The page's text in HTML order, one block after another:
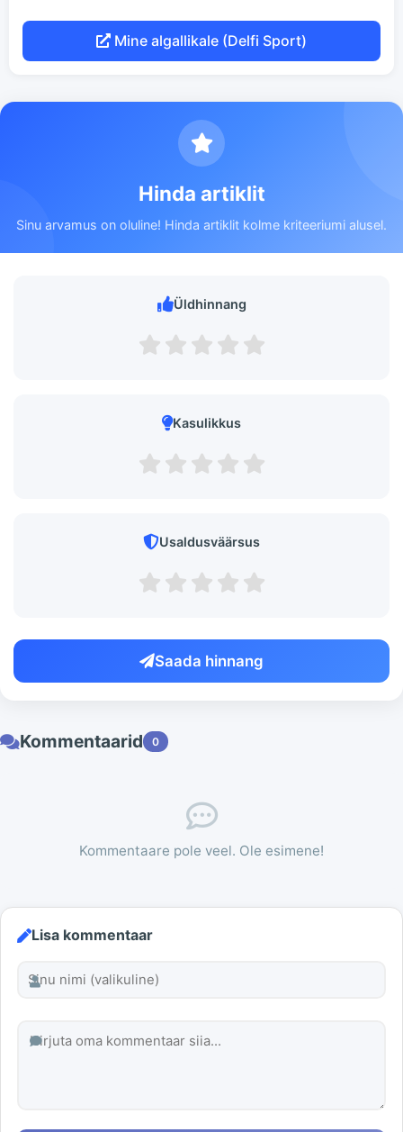
Mine algallikale (Delfi Sport)
Hinda artiklit
Sinu arvamus on oluline! Hinda artiklit kolme kriteeriumi alusel.
Üldhinnang
Kasulikkus
Usaldusväärsus
Saada hinnang
Kommentaarid 0
Kommentaare pole veel. Ole esimene!
Lisa kommentaar